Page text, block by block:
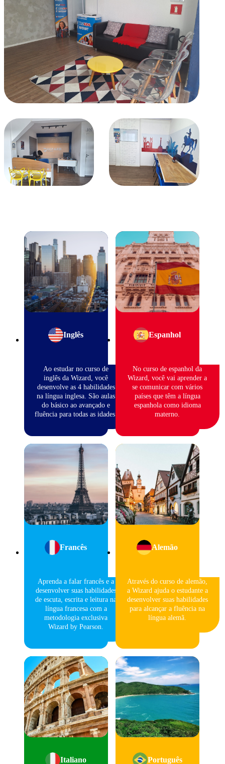
Inglês
Ao estudar no curso de
inglês da Wizard, você
desenvolve as 4 habilidades
na língua inglesa. São aulas
do básico ao avançado e
fluência para todas as idades.
Espanhol
No curso de espanhol da
Wizard, você vai aprender a
se comunicar com vários
países que têm a língua
espanhola como idioma
materno.
Francês
Aprenda a falar francês e a
desenvolver suas habilidades
de escuta, escrita e leitura na
língua francesa com a
metodologia exclusiva
Wizard by Pearson.
Alemão
Através do curso de alemão,
a Wizard ajuda o estudante a
desenvolver suas habilidades
para alcançar a fluência na
língua alemã.
Italiano Português